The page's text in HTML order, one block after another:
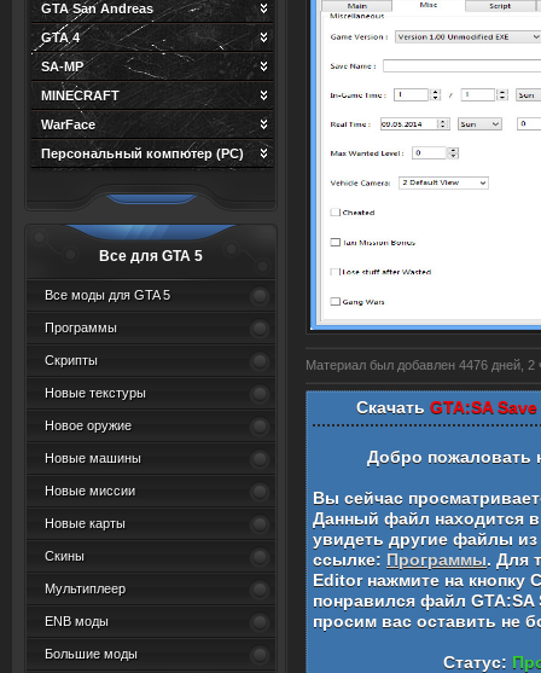
GTA San Andreas
GTA 4
SA-MP
MINECRAFT
WarFace
Персональный компютер (PC)
Все для GTA 5
Все моды для GTA 5
Программы
Скрипты
Новые текстуры
Новое оружие
Новые машины
Новые миссии
Новые карты
Скины
Мультиплеер
ENB моды
Большие моды
Материал был добавлен 4476 дней, 2
Скачать GTA:SA
Добро пожаловать
Вы сейчас
Данный файл находится
увидеть другие файлы из
ссылке: Программы. Для
Editorнажмите на кнопку
понравился файл GTA:SA
просим вас оставить не
Статус: